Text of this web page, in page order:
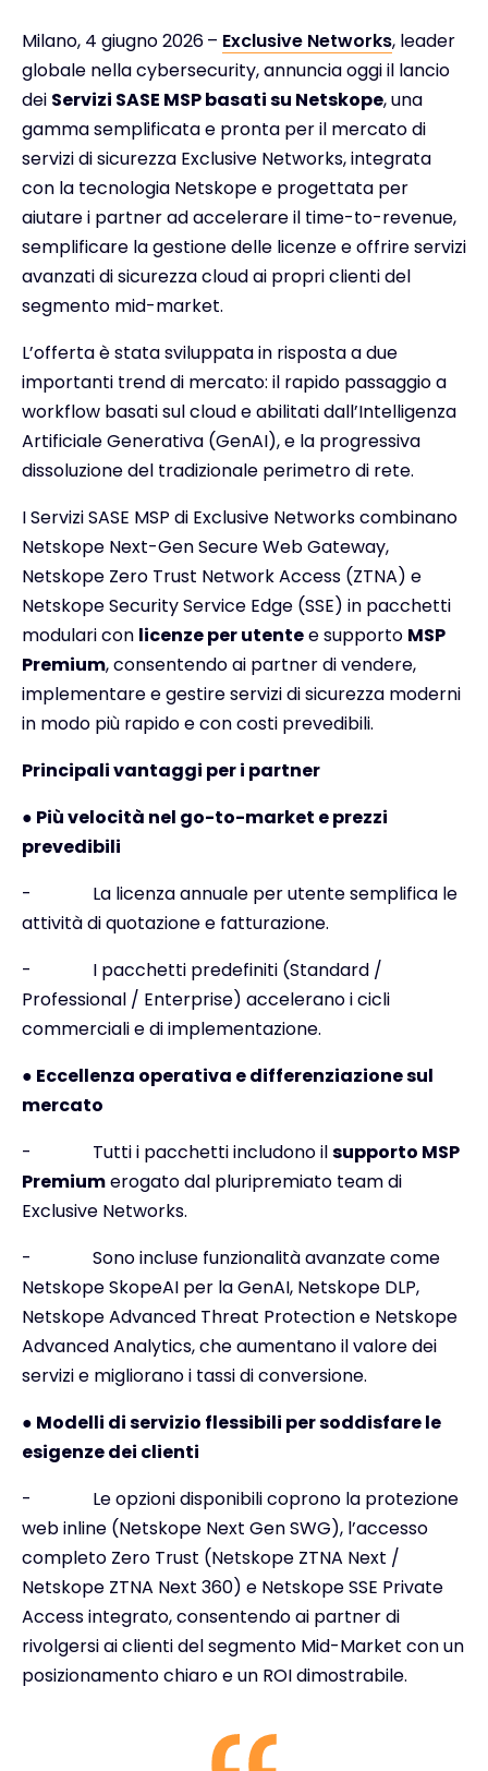
Milano, 4 giugno 2026– Exclusive Networks, leader
globale nella cybersecurity, annuncia oggi il lancio
dei Servizi SASE MSP basati su Netskope, una
gamma semplificata e pronta per il mercato di
servizi di sicurezza Exclusive Networks, integrata
con la tecnologia Netskope e progettata per
aiutare i partner ad accelerare il time-to-revenue,
semplificare la gestione delle licenze e offrire servizi
avanzati di sicurezza cloud ai propri clienti del
segmento mid-market.
L’offerta è stata sviluppata in risposta a due
importanti trend di mercato: il rapido passaggio a
workflow basati sul cloud e abilitati dall’Intelligenza
Artificiale Generativa (GenAI), e la progressiva
dissoluzione del tradizionale perimetro di rete.
I Servizi SASE MSP di Exclusive Networks combinano
Netskope Next-Gen Secure Web Gateway,
Netskope Zero Trust Network Access (ZTNA) e
Netskope Security Service Edge (SSE) in pacchetti
modulari con licenze per utentee supporto MSP
Premium, consentendo ai partner di vendere,
implementare e gestire servizi di sicurezza moderni
in modo più rapido e con costi prevedibili.
Principali vantaggi per i partner
● Più velocità nel go-to-market e prezzi
prevedibili
- La licenza annuale per utente semplifica le
attività di quotazione e fatturazione.
- I pacchetti predefiniti (Standard /
Professional / Enterprise) accelerano i cicli
commerciali e di implementazione.
● Eccellenza operativa e differenziazione sul
mercato
- Tutti i pacchetti includono ilsupporto MSP
Premiumerogato dal pluripremiato team di
Exclusive Networks.
- Sono incluse funzionalità avanzate come
Netskope SkopeAI per la GenAI, Netskope DLP,
Netskope Advanced Threat Protection e Netskope
Advanced Analytics, che aumentano il valore dei
servizi e migliorano i tassi di conversione.
● Modelli di servizio flessibili per soddisfare le
esigenze dei clienti
- Le opzioni disponibili coprono la protezione
web inline (Netskope Next Gen SWG), l’accesso
completo Zero Trust (Netskope ZTNA Next /
Netskope ZTNA Next 360) e Netskope SSE Private
Access integrato, consentendo ai partner di
rivolgersi ai clienti del segmento Mid-Market con un
posizionamento chiaro e un ROI dimostrabile.